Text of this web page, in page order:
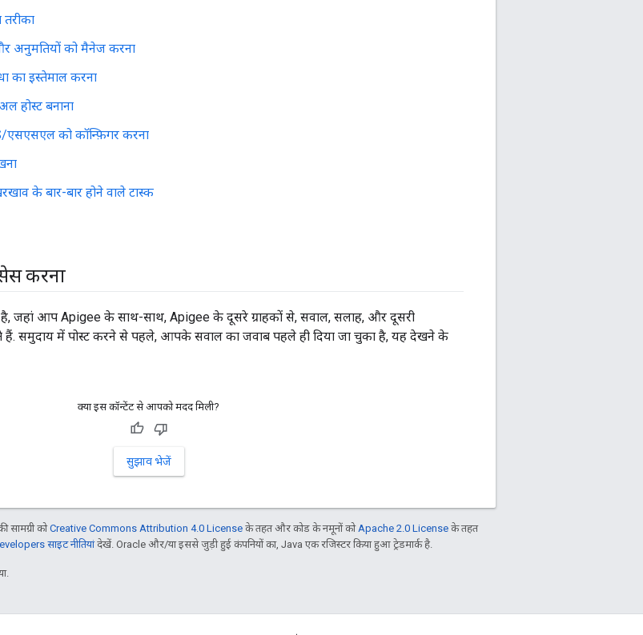
अनुमतियों को मैनेज करना
का इस्तेमाल करना
होस्ट बनाना
को कॉन्फ़िगर करना
के बार-बार होने वाले टास्क
करना
जहां आप Apigee के साथ-साथ, Apigee के दूसरे ग्राहकों से, सवाल, सलाह, और दूसरी
समुदाय में पोस्ट करने से पहले, आपके सवाल का जवाब पहले ही दिया जा चुका है, यह देखने के
क्या इस कॉन्टेंट से आपको मदद मिली?
सुझाव भेजें
कोCreative Commons Attribution 4.0 License के तहत और कोड के नमूनों कोApache 2.0 License के तहत
साइट नीतियांदेखें. Oracle और/या इससे जुड़ी हुई कंपनियों का, Java एक रजिस्टर किया हुआ ट्रेडमार्क है.